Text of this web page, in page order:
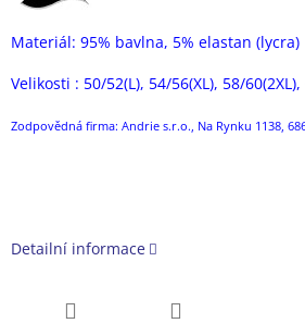
Materiál: 95% bavlna, 5% elastan (lycra)
Velikosti : 50/52(L), 54/56(XL), 58/60(2XL),
Zodpovědná firma: Andrie s.r.o., Na Rynku 1138,
Detailní informace